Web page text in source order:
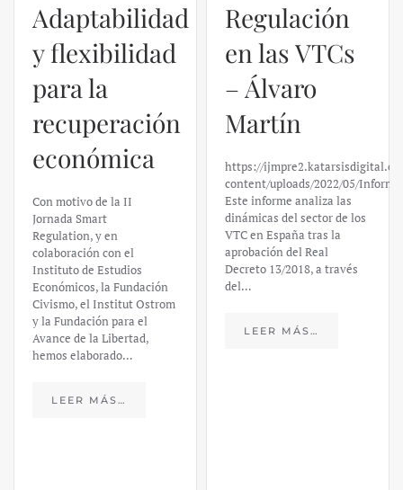
Adaptabilidad
y flexibilidad
para la
recuperación
económica
Con motivo de la II
Jornada Smart
Regulation, y en
colaboración con el
Instituto de Estudios
Económicos, la Fundación
Civismo, el Institut Ostrom
y la Fundación para el
Avance de la Libertad,
hemos elaborado…
LEER MÁS…
Regulación
en las VTCs
– Álvaro
Martín
https://
content/uploads/2022/05/
Este informe analiza las
dinámicas del sector de los
VTC en España tras la
aprobación del Real
Decreto 13/2018, a través
del…
LEER MÁS…